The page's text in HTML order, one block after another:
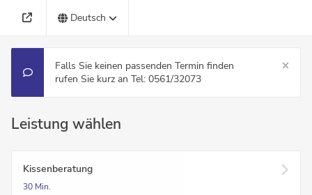
Deutsch
Falls Sie keinen passenden Termin finden
rufen Sie kurz an Tel: 0561/32073
Leistung wählen
Kissenberatung
30 Min.